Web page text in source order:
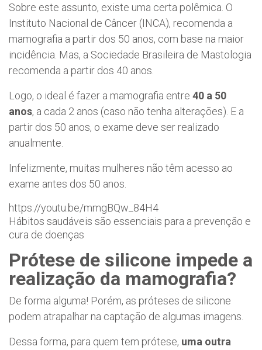
Sobre este assunto, existe uma certa polêmica. O
Instituto Nacional de Câncer (INCA), recomenda a
mamografia a partir dos 50 anos, com base na maior
incidência. Mas, a Sociedade Brasileira de Mastologia
recomenda a partir dos 40 anos.
Logo, o ideal é fazer a mamografia entre 40 a 50
anos, a cada 2 anos (caso não tenha alterações). E a
partir dos 50 anos, o exame deve ser realizado
anualmente.
Infelizmente, muitas mulheres não têm acesso ao
exame antes dos 50 anos.
https://youtu.be/mmgBQw_84H4
Hábitos saudáveis são essenciais para a prevenção e
cura de doenças
Prótese de silicone impede a
realização da mamografia?
De forma alguma! Porém, as próteses de silicone
podem atrapalhar na captação de algumas imagens.
Dessa forma, para quem tem prótese, uma outra